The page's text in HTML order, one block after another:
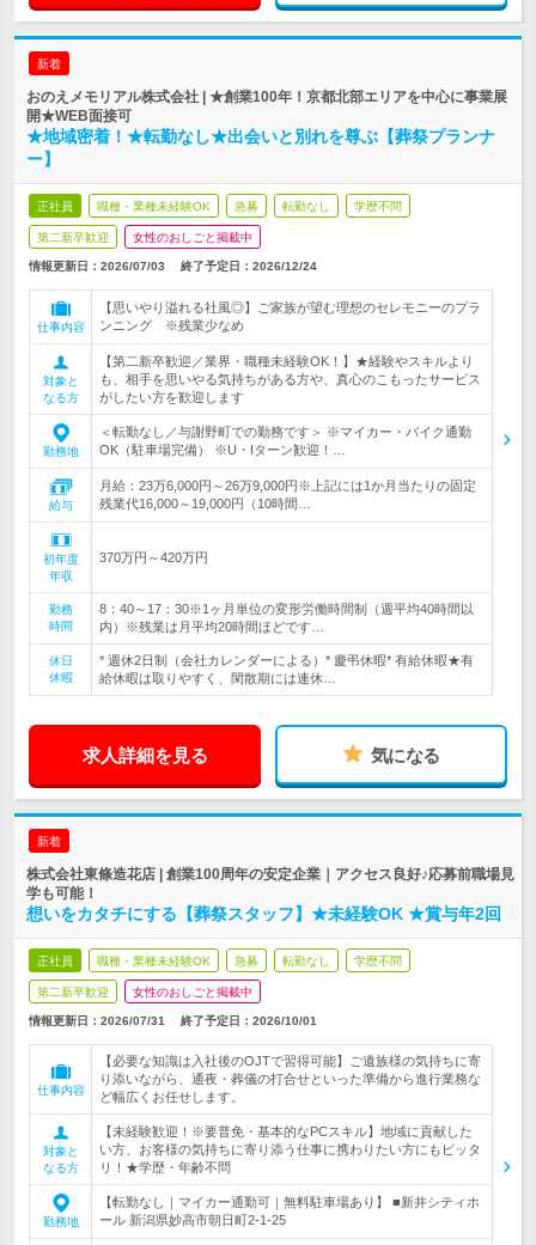
新着
おのえメモリアル株式会社 | ★創業100年！京都北部エリアを中心に事業展
開★WEB面接可
★地域密着！★転勤なし★出会いと別れを尊ぶ【葬祭プランナ
ー】
正社員 職種・業種未経験OK 急募 転勤なし 学歴不問
第二新卒歓迎 女性のおしごと掲載中
情報更新日：2026/07/03 終了予定日： 2026/12/24
仕事内容
【思いやり溢れる社風◎】ご家族が望む理想のセレモニーのプラ
ンニング ※残業少なめ
対象と
なる方
【第二新卒歓迎／業界・職種未経験OK！】★経験やスキルより
も、相手を思いやる気持ちがある方や、真心のこもったサービス
がしたい方を歓迎します
勤務地
＜転勤なし／与謝野町での勤務です＞ ※マイカー・バイク通勤
OK（駐車場完備） ※U・Iターン歓迎！…
給与
月給：23万6,000円～26万9,000円※上記には1か月当たりの固定
残業代16,000～19,000円（10時間…
初年度
年収
370万円～420万円
勤務
時間
8：40～17：30※1ヶ月単位の変形労働時間制（週平均40時間以
内）※残業は月平均20時間ほどです…
休日
休暇
* 週休2日制（会社カレンダーによる）* 慶弔休暇* 有給休暇★有
給休暇は取りやすく、閑散期には連休…
求人詳細を見る 気になる
新着
株式会社東條造花店 | 創業100周年の安定企業｜アクセス良好♪応募前職場見
学も可能！
想いをカタチにする【葬祭スタッフ】★未経験OK ★賞与年2回
正社員 職種・業種未経験OK 急募 転勤なし 学歴不問
第二新卒歓迎 女性のおしごと掲載中
情報更新日：2026/07/31 終了予定日： 2026/10/01
仕事内容
【必要な知識は入社後のOJTで習得可能】ご遺族様の気持ちに寄
り添いながら、通夜・葬儀の打合せといった準備から進行業務な
ど幅広くお任せします。
対象と
なる方
【未経験歓迎！※要普免・基本的なPCスキル】地域に貢献した
い方、お客様の気持ちに寄り添う仕事に携わりたい方にもピッタ
リ！★学歴・年齢不問
勤務地
【転勤なし｜マイカー通勤可｜無料駐車場あり】 ■新井シティホ
ール 新潟県妙高市朝日町2-1-25